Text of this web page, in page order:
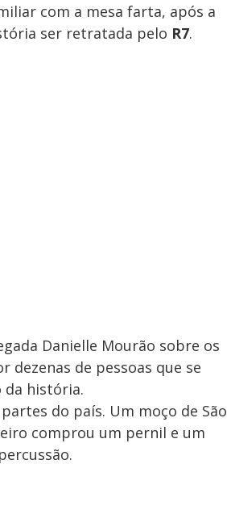
com a mesa farta, após a
ser retratada pelo R7.
Danielle Mourão sobre os
de pessoas que se
da história.
do país. Um moço de São
comprou um pernil e um